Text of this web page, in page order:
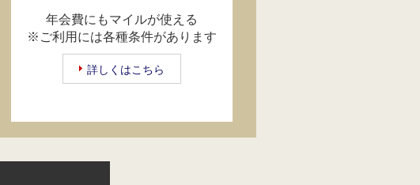
年会費にもマイルが使える
※ご利用には各種条件があります
詳しくはこちら